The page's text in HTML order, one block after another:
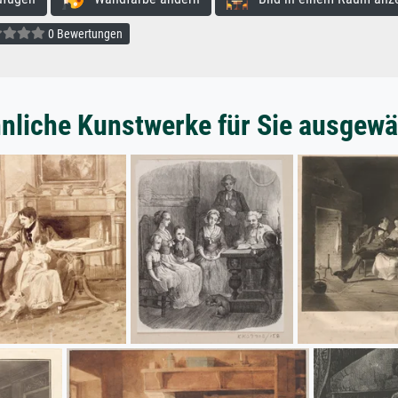
0 Bewertungen
Kunstwerke für Sie